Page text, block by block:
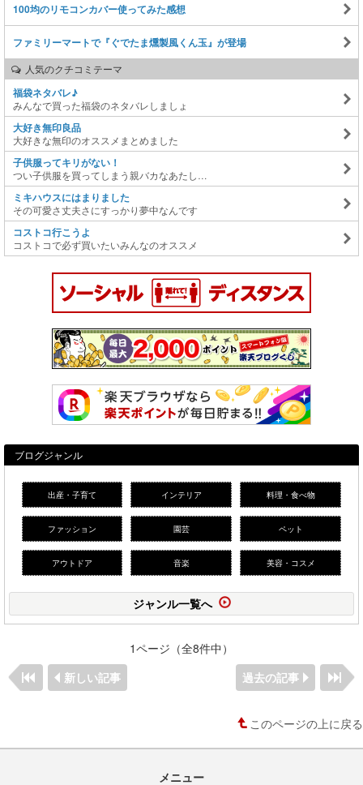
100均のリモコンカバー使ってみた感想
ファミリーマートで『ぐでたま燻製風くん玉』が登場
人気のクチコミテーマ
福袋ネタバレ♪
みんなで買った福袋のネタバレしましょ
大好き無印良品
大好きな無印のオススメまとめました
子供服ってキリがない！
つい子供服を買ってしまう親バカなあたし…
ミキハウスにはまりました
その可愛さ丈夫さにすっかり夢中なんです
コストコ行こうよ
コストコで必ず買いたいみんなのオススメ
ブログジャンル
出産・子育て インテリア 料理・食べ物
ファッション 園芸 ペット
アウトドア 音楽 美容・コスメ
ジャンル一覧へ
1ページ（全8件中）
新しい記事
過去の記事
このページの上に戻る
メニュー